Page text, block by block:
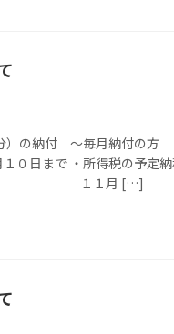
）の納付 ～毎月納付の方
・所得税の予定納税
月 […]